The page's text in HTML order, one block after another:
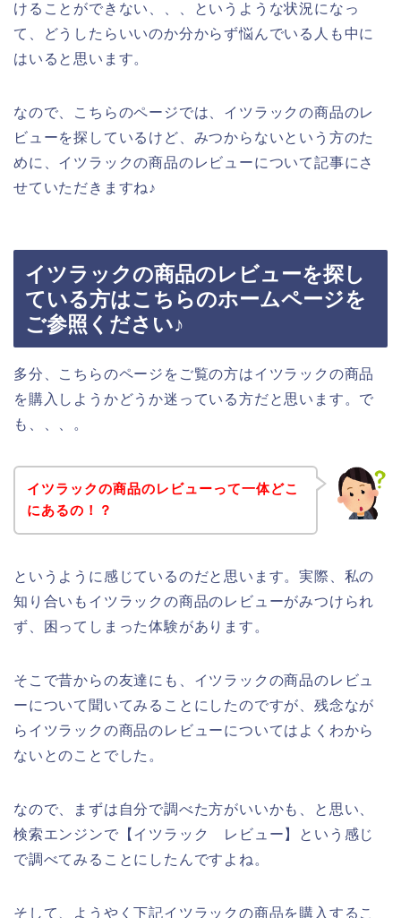
けることができない、、、というような状況になっ
て、どうしたらいいのか分からず悩んでいる人も中に
はいると思います。
なので、こちらのページでは、イツラックの商品のレ
ビューを探しているけど、みつからないという方のた
めに、イツラックの商品のレビューについて記事にさ
せていただきますね♪
イツラックの商品のレビューを探し
ている方はこちらのホームページを
ご参照ください♪
多分、こちらのページをご覧の方はイツラックの商品
を購入しようかどうか迷っている方だと思います。で
も、、、。
イツラックの商品のレビューって一体どこ
にあるの！？
というように感じているのだと思います。実際、私の
知り合いもイツラックの商品のレビューがみつけられ
ず、困ってしまった体験があります。
そこで昔からの友達にも、イツラックの商品のレビュ
ーについて聞いてみることにしたのですが、残念なが
らイツラックの商品のレビューについてはよくわから
ないとのことでした。
なので、まずは自分で調べた方がいいかも、と思い、
検索エンジンで【イツラック レビュー】という感じ
で調べてみることにしたんですよね。
そして、ようやく下記イツラックの商品を購入するこ